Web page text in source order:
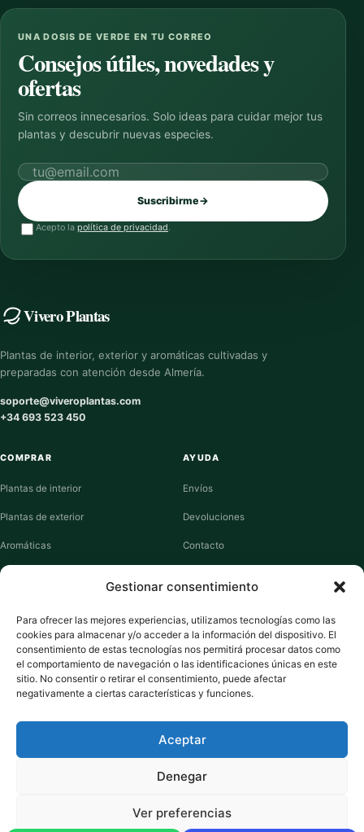
Gestionar consentimiento
Para ofrecer las mejores experiencias, utilizamos tecnologías como las
cookies para almacenar y/o acceder a la información del dispositivo. El
consentimiento de estas tecnologías nos permitirá procesar datos como
el comportamiento de navegación o las identificaciones únicas en este
sitio. No consentir o retirar el consentimiento, puede afectar
negativamente a ciertas características y funciones.
Aceptar
Denegar
Ver preferencias
UNA DOSIS DE VERDE EN TU CORREO
Consejos útiles, novedades y
ofertas
Sin correos innecesarios. Solo ideas para cuidar mejor tus
plantas y descubrir nuevas especies.
Correo electrónico
Suscribirme→
Acepto la política de privacidad.
Vivero Plantas
Plantas de interior, exterior y aromáticas cultivadas y
preparadas con atención desde Almería.
soporte@viveroplantas.com
+34 693 523 450
COMPRAR
Plantas de interior
Plantas de exterior
Aromáticas
Suculentas
AYUDA
Envíos
Devoluciones
Contacto
VIVERO PLANTAS
Sobre nosotros
Puntos y recompensas
Cookies